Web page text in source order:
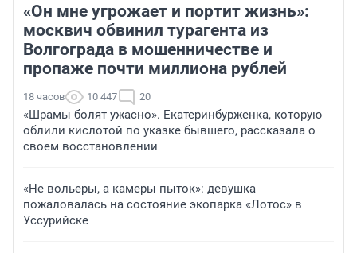
«Он мне угрожает и портит жизнь»:
москвич обвинил турагента из
Волгограда в мошенничестве и
пропаже почти миллиона рублей
18 часов 10 447 20
«Шрамы болят ужасно». Екатеринбурженка, которую
облили кислотой по указке бывшего, рассказала о
своем восстановлении
«Не вольеры, а камеры пыток»: девушка
пожаловалась на состояние экопарка «Лотос» в
Уссурийске